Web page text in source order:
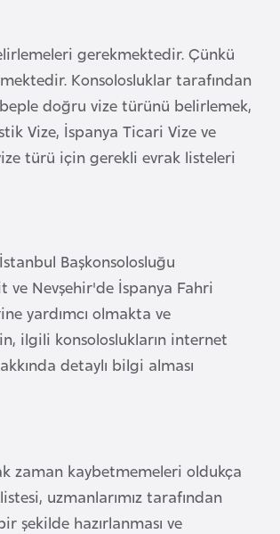
gerekmektedir. Çünkü
Konsolosluklar tarafından
doğru vize türünü belirlemek,
Vize, İspanya Ticari Vize ve
türü için gerekli evrak listeleri
Başkonsolosluğu
ve Nevşehir'de İspanya Fahri
yardımcı olmakta ve
ilgili konsoloslukların internet
detaylı bilgi alması
zaman kaybetmemeleri oldukça
uzmanlarımız tarafından
şekilde hazırlanması ve